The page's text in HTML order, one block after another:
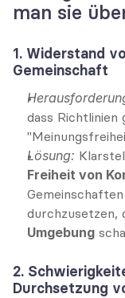
man sie
1. Widerstand
Gemeinschaft
dass Richtlinien
Lösung:
Freiheit von
durchzusetzen,
Umgebung
2.
Durchsetzung